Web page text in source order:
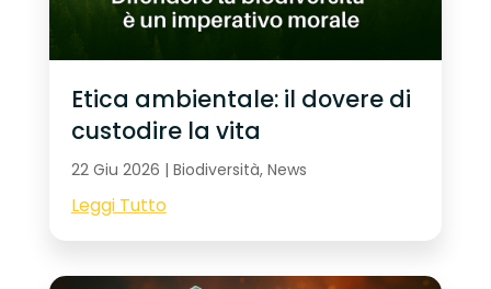
Etica ambientale: il dovere di
custodire la vita
22 Giu 2026 | Biodiversità, News
Leggi Tutto